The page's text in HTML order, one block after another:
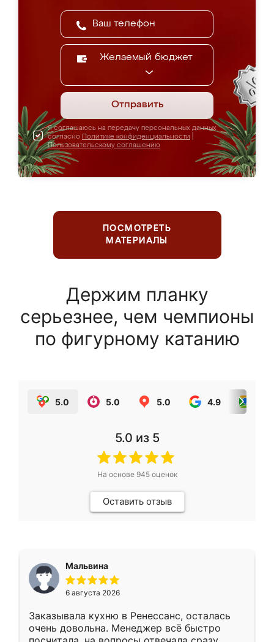
Желаемый бюджет
Отправить
Я соглашаюсь на передачу персональных данных
согласно Политике конфиденциальности
Пользовательскому соглашению
ПОСМОТРЕТЬ
МАТЕРИАЛЫ
Держим планку
серьезнее, чем чемпионы
по фигурному катанию
5.0 5.0 5.0 4.9
5.0 из 5
На основе 945оценок
Оставить отзыв
Мальвина
6 августа 2026
Заказывала кухню в Ренессанс, осталась
очень довольна. Менеджер всё быстро